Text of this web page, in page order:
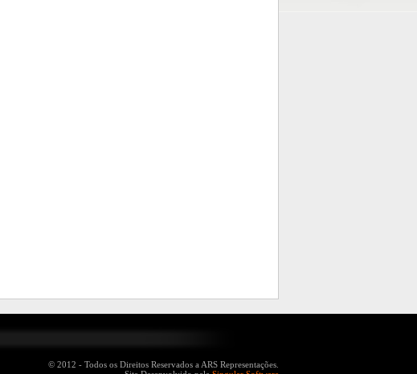
© 2012 - Todos os Direitos Reservados a ARS Representações.